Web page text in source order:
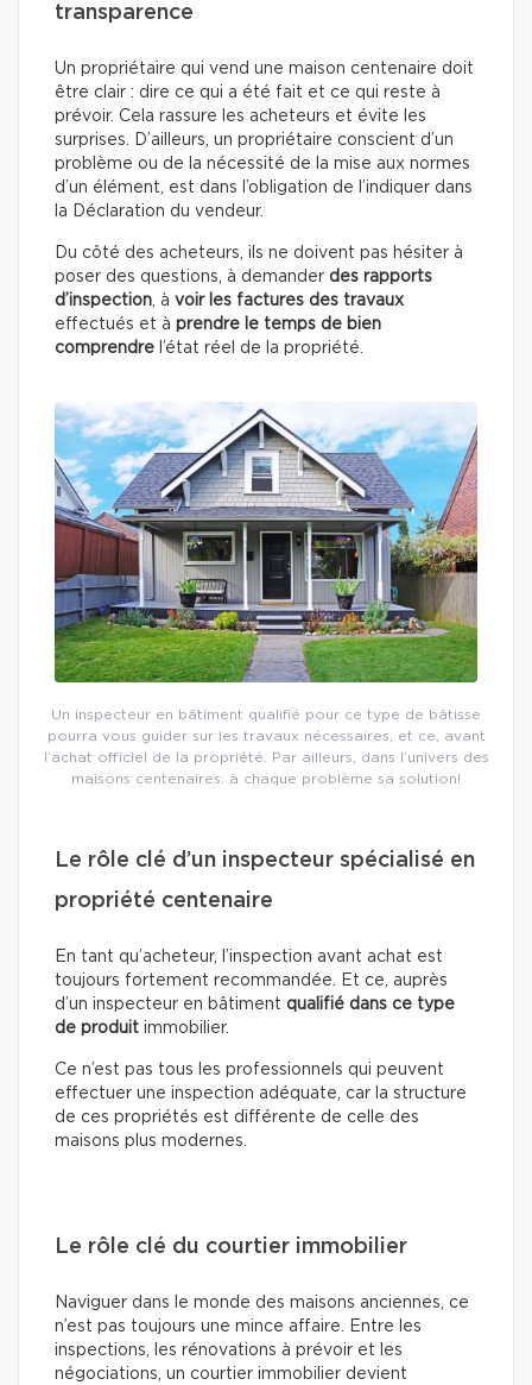
transparence
Un propriétaire qui vend une maison centenaire doit
être clair : dire ce qui a été fait et ce qui reste à
prévoir. Cela rassure les acheteurs et évite les
surprises. D’ailleurs, un propriétaire conscient d’un
problème ou de la nécessité de la mise aux normes
d’un élément, est dans l’obligation de l’indiquer dans
la Déclaration du vendeur.
Du côté des acheteurs, ils ne doivent pas hésiter à
poser des questions, à demander des rapports
d’inspection, à voir les factures des travaux
effectués et à prendre le temps de bien
comprendre l’état réel de la propriété.
Un inspecteur en bâtiment qualifié pour ce type de bâtisse
pourra vous guider sur les travaux nécessaires, et ce, avant
l’achat officiel de la propriété. Par ailleurs, dans l’univers des
maisons centenaires: à chaque problème sa solution!
Le rôle clé d’un inspecteur spécialisé en
propriété centenaire
En tant qu’acheteur, l’inspection avant achat est
toujours fortement recommandée. Et ce, auprès
d’un inspecteur en bâtiment qualifié dans ce type
de produit immobilier.
Ce n’est pas tous les professionnels qui peuvent
effectuer une inspection adéquate, car la structure
de ces propriétés est différente de celle des
maisons plus modernes.
Le rôle clé du courtier immobilier
Naviguer dans le monde des maisons anciennes, ce
n’est pas toujours une mince affaire. Entre les
inspections, les rénovations à prévoir et les
négociations, un courtier immobilier devient